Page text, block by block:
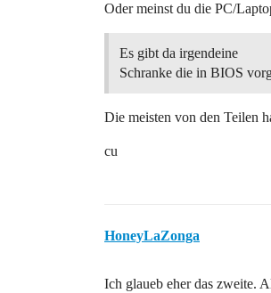
Oder meinst du die PC/
Es gibt da irgendeine
Schranke die in BIOS
Die meisten von den Teilen
cu
HoneyLaZonga
Ich glaueb eher das zweite.